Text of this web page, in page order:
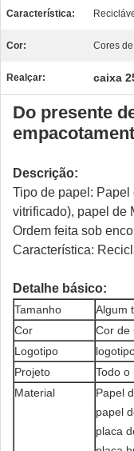
Característica:
Cor: Cores
Realçar: caixa
Do presente
Descrição:
Tipo de papel: Papel
vitrificado), papel de
Ordem feita sob
Característica:
Detalhe básico:
Tamanho
Algum
Cor
Cor de
Logotipo
Projeto
Todo o
Material
Papel
papel
placa